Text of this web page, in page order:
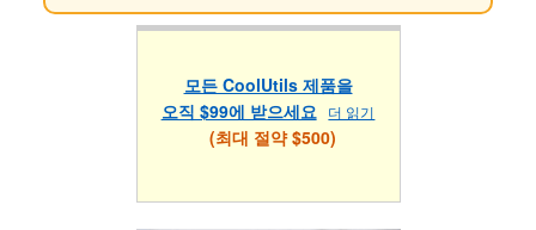
모든 CoolUtils 제품을
오직 $99에 받으세요
더 읽기
(최대 절약 $500)